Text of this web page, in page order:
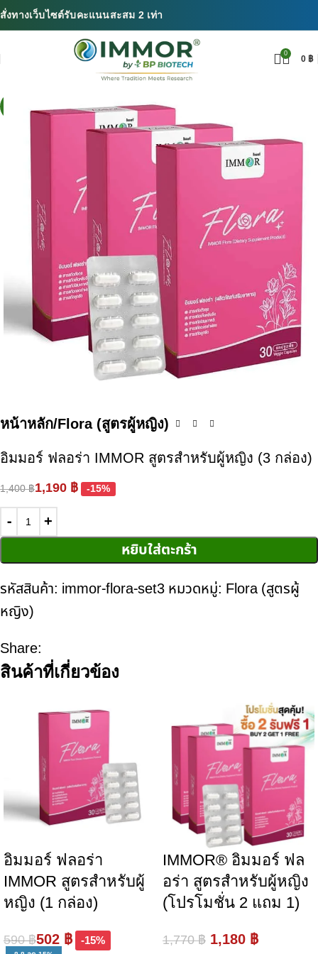
สั่งทางเว็บไซต์รับคะแนนสะสม 2 เท่า
0
0 ฿
หน้าหลัก Flora (สูตรผู้หญิง)
อิมมอร์ ฟลอร่า IMMOR สูตรสำหรับผู้หญิง (3 กล่อง)
1,400฿1,190 ฿ -15%
หยิบใส่ตะกร้า
รหัสสินค้า: immor-flora-set3 หมวดหมู่: Flora (สูตรผู้
หญิง)
Share:
สินค้าที่เกี่ยวข้อง
อิมมอร์ ฟลอร่า
IMMOR สูตรสำหรับผู้
หญิง (1 กล่อง)
590฿502 ฿ -15%
IMMOR® อิมมอร์ ฟล
อร่า สูตรสำหรับผู้หญิง
(โปรโมชั่น 2 แถม 1)
1,770฿ 1,180 ฿